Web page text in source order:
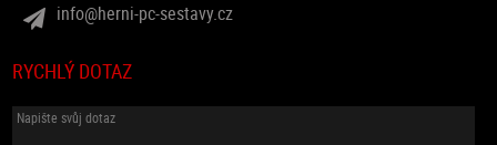
info@herni-pc-sestavy.cz
RYCHLÝ DOTAZ